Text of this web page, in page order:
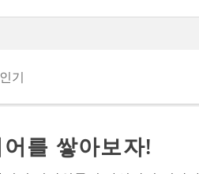
인기
를 쌓아보자!